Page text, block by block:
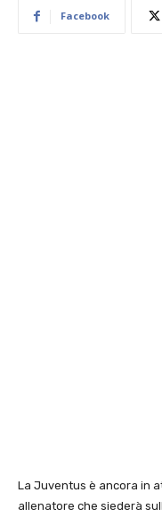
Facebook
La Juventus è ancora in
allenatore che siederà